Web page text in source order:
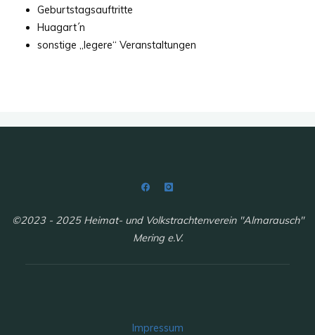
Geburtstagsauftritte
Huagart´n
sonstige „legere“ Veranstaltungen
©2023 - 2025 Heimat- und Volkstrachtenverein "Almarausch"
Mering e.V.
Impressum